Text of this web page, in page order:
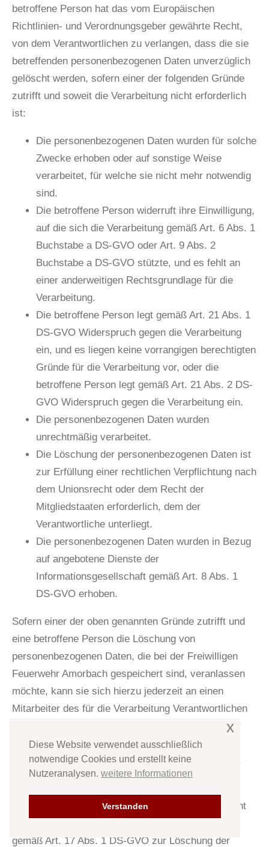
betroffene Person hat das vom Europäischen
Richtlinien- und Verordnungsgeber gewährte Recht,
von dem Verantwortlichen zu verlangen, dass die sie
betreffenden personenbezogenen Daten unverzüglich
gelöscht werden, sofern einer der folgenden Gründe
zutrifft und soweit die Verarbeitung nicht erforderlich
ist:
Die personenbezogenen Daten wurden für solche
Zwecke erhoben oder auf sonstige Weise
verarbeitet, für welche sie nicht mehr notwendig
sind.
Die betroffene Person widerruft ihre Einwilligung,
auf die sich die Verarbeitung gemäß Art. 6 Abs. 1
Buchstabe a DS-GVO oder Art. 9 Abs. 2
Buchstabe a DS-GVO stützte, und es fehlt an
einer anderweitigen Rechtsgrundlage für die
Verarbeitung.
Die betroffene Person legt gemäß Art. 21 Abs. 1
DS-GVO Widerspruch gegen die Verarbeitung
ein, und es liegen keine vorrangigen berechtigten
Gründe für die Verarbeitung vor, oder die
betroffene Person legt gemäß Art. 21 Abs. 2 DS-
GVO Widerspruch gegen die Verarbeitung ein.
Die personenbezogenen Daten wurden
unrechtmäßig verarbeitet.
Die Löschung der personenbezogenen Daten ist
zur Erfüllung einer rechtlichen Verpflichtung nach
dem Unionsrecht oder dem Recht der
Mitgliedstaaten erforderlich, dem der
Verantwortliche unterliegt.
Die personenbezogenen Daten wurden in Bezug
auf angebotene Dienste der
Informationsgesellschaft gemäß Art. 8 Abs. 1
DS-GVO erhoben.
Sofern einer der oben genannten Gründe zutrifft und
eine betroffene Person die Löschung von
personenbezogenen Daten, die bei der Freiwilligen
Feuerwehr Amorbach gespeichert sind, veranlassen
möchte, kann sie sich hierzu jederzeit an einen
Mitarbeiter des für die Verarbeitung Verantwortlichen
wenden. Der Mitarbeiter der Freiwilligen Feuerwehr
Amorbach wird veranlassen, dass dem
Löschverlangen unverzüglich nachgekommen wird.
Freiwilligen Feuerwehr Amorbach öffentlich gemacht
gemäß Art. 17 Abs. 1 DS-GVO zur Löschung der
Diese Website verwendet ausschließlich
notwendige Cookies und erstellt keine
Nutzeranalysen. weitere Informationen
Verstanden
x